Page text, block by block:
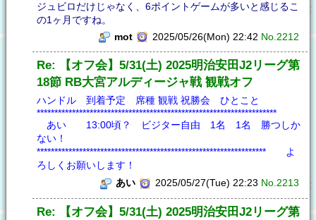
ジュビロだけじゃなく、6ポイントゲームが多いと感じるこ
の1ヶ月ですね。
mot
2025/05/26(Mon) 22:42 No.2212
Re: 【オフ会】5/31(土) 2025明治安田J2リーグ第
18節 RB大宮アルディージャ戦 観戦オフ
ハンドル 到着予定 席種 観戦 祝勝会 ひとこと
********************************************************************
あい 13:00頃？ ビジター自由 1名 1名 勝つしか
ない！
***************************************************************** よ
ろしくお願いします！
あい
2025/05/27(Tue) 22:23 No.2213
Re: 【オフ会】5/31(土) 2025明治安田J2リーグ第